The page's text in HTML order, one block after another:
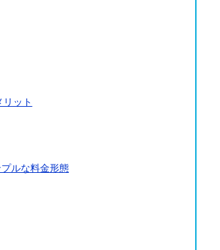
ット
ルな料金形態